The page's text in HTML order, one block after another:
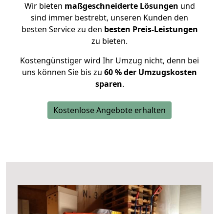
Wir bieten maßgeschneiderte Lösungen und
sind immer bestrebt, unseren Kunden den
besten Service zu den besten Preis-Leistungen
zu bieten.
Kostengünstiger wird Ihr Umzug nicht, denn bei
uns können Sie bis zu 60 % der Umzugskosten
sparen.
Kostenlose Angebote erhalten